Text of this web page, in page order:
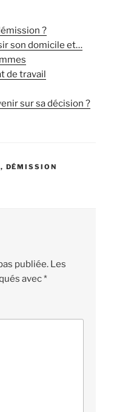
?
son domicile et…
de travail
sur sa décision ?
, DÉMISSION
publiée. Les
avec*